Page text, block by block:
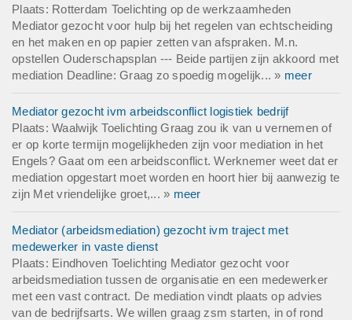
Plaats: Rotterdam Toelichting op de werkzaamheden
Mediator gezocht voor hulp bij het regelen van echtscheiding
en het maken en op papier zetten van afspraken. M.n.
opstellen Ouderschapsplan --- Beide partijen zijn akkoord met
mediation Deadline: Graag zo spoedig mogelijk... » meer
Mediator gezocht ivm arbeidsconflict logistiek bedrijf
Plaats: Waalwijk Toelichting Graag zou ik van u vernemen of
er op korte termijn mogelijkheden zijn voor mediation in het
Engels? Gaat om een arbeidsconflict. Werknemer weet dat er
mediation opgestart moet worden en hoort hier bij aanwezig te
zijn Met vriendelijke groet,... » meer
Mediator (arbeidsmediation) gezocht ivm traject met
medewerker in vaste dienst
Plaats: Eindhoven Toelichting Mediator gezocht voor
arbeidsmediation tussen de organisatie en een medewerker
met een vast contract. De mediation vindt plaats op advies
van de bedrijfsarts. We willen graag zsm starten, in of rond